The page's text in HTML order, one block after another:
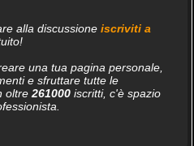
alla discussione iscriviti a
una tua pagina personale,
e sfruttare tutte le
oltre 261000iscritti, c'è spazio